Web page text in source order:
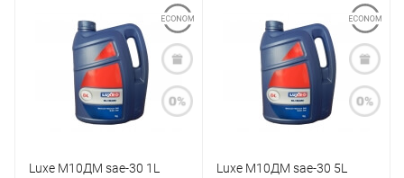
Luxe М10ДМ sae-30 1L Luxe М10ДМ sae-30 5L